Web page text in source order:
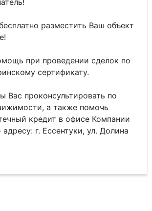
разместить Ваш объект
при проведении сделок по
сертификату.
Вас проконсультировать по
а также помочь
кредит в офисе Компании
г. Ессентуки, ул. Долина